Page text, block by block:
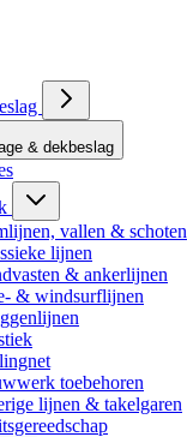
& dekbeslag
vallen & schoten
lijnen
& ankerlijnen
& windsurflijnen
toebehoren
lijnen & takelgaren